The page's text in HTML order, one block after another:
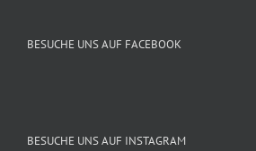
BESUCHE UNS AUF FACEBOOK
BESUCHE UNS AUF INSTAGRAM